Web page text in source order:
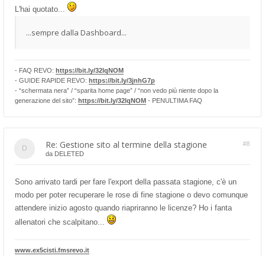
L'hai quotato...
...sempre dalla Dashboard...
- FAQ REVO: https://bit.ly/32lqNOM
- GUIDE RAPIDE REVO: https://bit.ly/3jnhG7p
- “schermata nera” / “sparita home page” / “non vedo più niente dopo la
generazione del sito”: https://bit.ly/32lqNOM - PENULTIMA FAQ
Re: Gestione sito al termine della stagione #8
da DELETED
Sono arrivato tardi per fare l'export della passata stagione, c'è un
modo per poter recuperare le rose di fine stagione o devo comunque
attendere inizio agosto quando riapriranno le licenze? Ho i fanta
allenatori che scalpitano...
www.ex5cisti.fmsrevo.it